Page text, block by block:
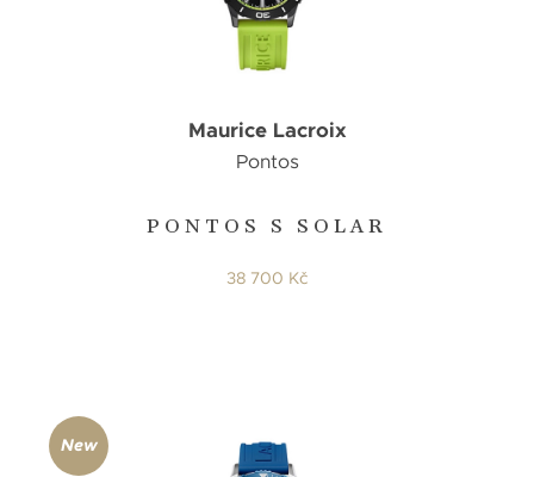
PONTOS S SOLAR
Maurice Lacroix
Pontos
38 700 Kč
New